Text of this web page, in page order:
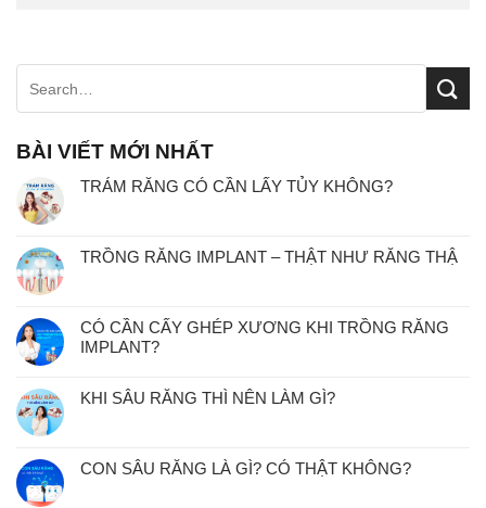
BÀI VIẾT MỚI NHẤT
TRÁM RĂNG CÓ CẦN LẤY TỦY KHÔNG?
TRỒNG RĂNG IMPLANT – THẬT NHƯ RĂNG THẬ
CÓ CẦN CẤY GHÉP XƯƠNG KHI TRỒNG RĂNG
IMPLANT?
KHI SÂU RĂNG THÌ NÊN LÀM GÌ?
CON SÂU RĂNG LÀ GÌ? CÓ THẬT KHÔNG?